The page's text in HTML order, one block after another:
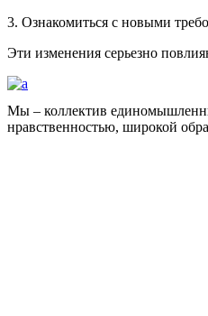
3. Ознакомиться с новыми
Эти изменения серьезно
Мы – коллектив
нравственностью, широкой